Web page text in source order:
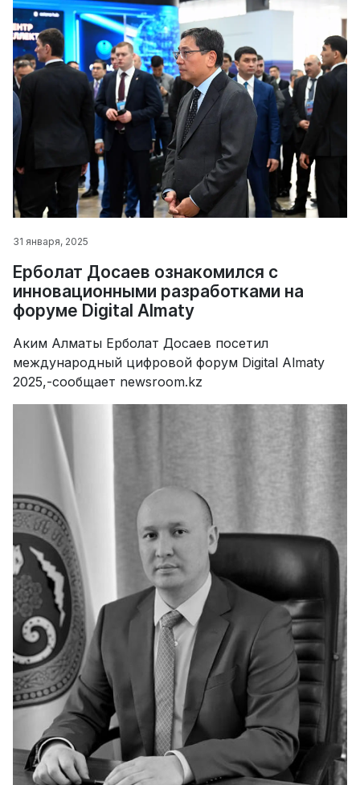
31 января, 2025
Ерболат Досаев ознакомился с
инновационными разработками на
форуме Digital Almaty
Аким Алматы Ерболат Досаев посетил
международный цифровой форум Digital Almaty
2025,-сообщает newsroom.kz